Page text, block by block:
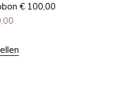
€ 100,00